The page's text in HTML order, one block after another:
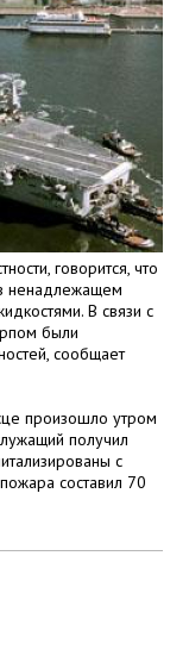
говорится, что
ненадлежащем
В связи с
были
сообщает
произошло утром
получил
с
составил 70